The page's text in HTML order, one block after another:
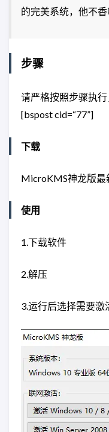
的完美系统，他不香
步骤
请严格按照步骤执行
[bspost cid=“77”]
下载
MicroKMS神龙版最
使用
1.下载软件
2.解压
3.运行后选择需要激